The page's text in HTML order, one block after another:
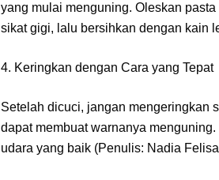
yang mulai menguning. Oleskan
sikat gigi, lalu bersihkan dengan kain
4. Keringkan dengan Cara yang Tepat
Setelah dicuci, jangan mengeringkan
dapat membuat warnanya
udara yang baik (Penulis: Nadia